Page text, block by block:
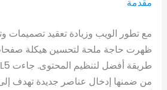
مقدمة
مع تطور الويب وزيادة تعقيد تصميمات
ظهرت حاجة ملحة لتحسين هيكلة
من ضمنها إدخال عناصر جديدة تهدف